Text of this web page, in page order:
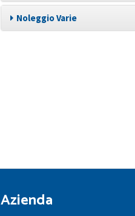
Noleggio Varie
Azienda